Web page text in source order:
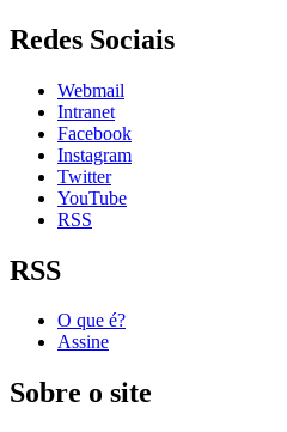
Redes Sociais
Webmail
Intranet
Facebook
Instagram
Twitter
YouTube
RSS
RSS
O que é?
Assine
Sobre o site